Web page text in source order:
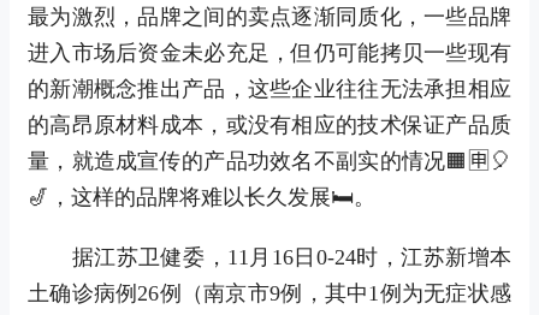
最为激烈，品牌之间的卖点逐渐同质化，一些品牌
进入市场后资金未必充足，但仍可能拷贝一些现有
的新潮概念推出产品，这些企业往往无法承担相应
的高昂原材料成本，或没有相应的技术保证产品质
量，就造成宣传的产品功效名不副实的情况🟧🈸🎈
🎷，这样的品牌将难以长久发展🛏。
据江苏卫健委，11月16日0-24时，江苏新增本
土确诊病例26例（南京市9例，其中1例为无症状感